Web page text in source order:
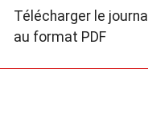
Télécharger le journal
au format PDF